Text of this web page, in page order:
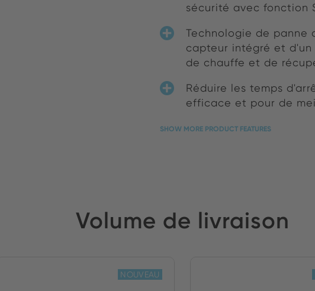
sécurité avec fonction
Technologie de panne
capteur intégré et
de chauffe et de
Réduire les temps
efficace et pour de
SHOW MORE PRODUCT FEATURES
Volume de livraison
NOUVEAU